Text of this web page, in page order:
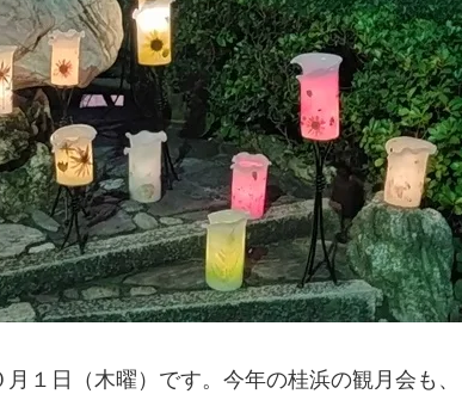
１日（木曜）です。今年の桂浜の観月会も